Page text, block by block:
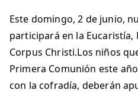
Este domingo, 2 de junio,
participará en la Eucaristía,
Corpus Christi.Los niños
Primera Comunión este
con la cofradía, deberán